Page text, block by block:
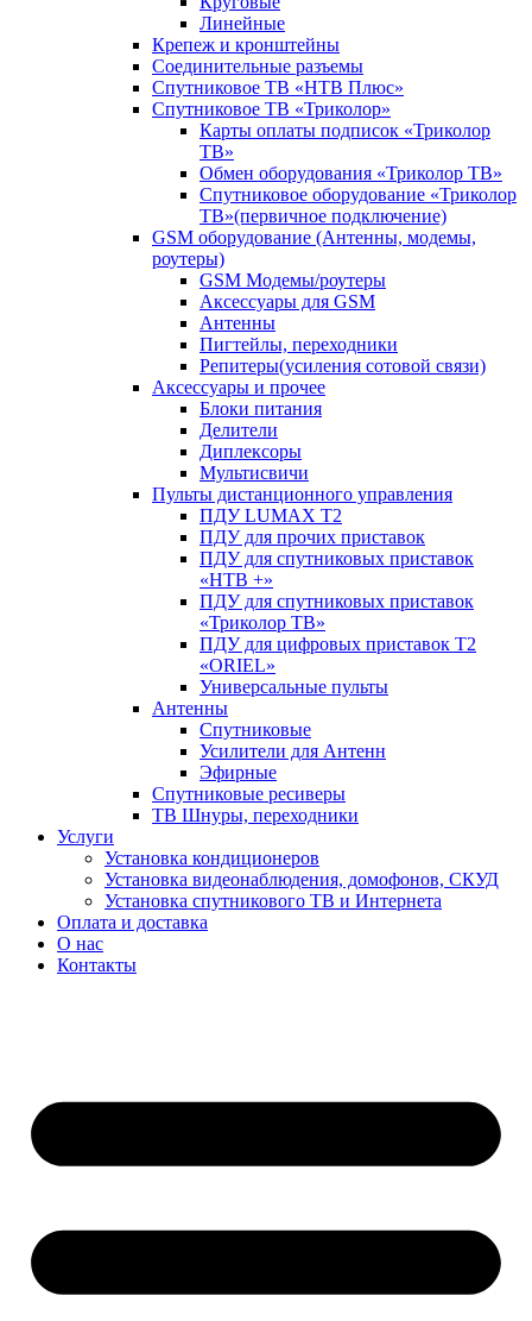
Линейные
Крепеж и кронштейны
Соединительные разъемы
Спутниковое ТВ «НТВ Плюс»
Спутниковое ТВ «Триколор»
Карты оплаты подписок «Триколор
ТВ»
Обмен оборудования «Триколор ТВ»
Спутниковое оборудование «Триколор
ТВ»(первичное подключение)
GSM оборудование (Антенны, модемы,
роутеры)
GSM Модемы/роутеры
Аксессуары для GSM
Антенны
Пигтейлы, переходники
Репитеры(усиления сотовой связи)
Аксессуары и прочее
Блоки питания
Делители
Диплексоры
Мультисвичи
Пульты дистанционного управления
ПДУ LUMAX Т2
ПДУ для прочих приставок
ПДУ для спутниковых приставок
«НТВ +»
ПДУ для спутниковых приставок
«Триколор ТВ»
ПДУ для цифровых приставок Т2
«ORIEL»
Универсальные пульты
Антенны
Спутниковые
Усилители для Антенн
Эфирные
Спутниковые ресиверы
ТВ Шнуры, переходники
Услуги
Установка кондиционеров
Установка видеонаблюдения, домофонов, СКУД
Установка спутникового ТВ и Интернета
Оплата и доставка
О нас
Контакты